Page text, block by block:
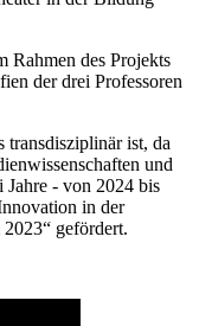
Rahmen des Projekts
der drei Professoren
transdisziplinär ist, da
und
- von 2024 bis
in der
gefördert.